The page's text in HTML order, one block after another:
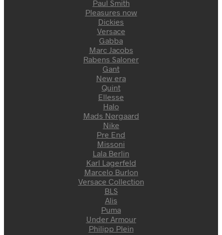
Paul Smith
Pleasures now
Dickies
Versace
Gabba
Marc Jacobs
Rabens Saloner
Gant
New era
Quint
Ellesse
Halo
Mads Nørgaard
Nike
Pre End
Missoni
Lala Berlin
Karl Lagerfeld
Marcelo Burlon
Versace Collection
BLS
Alis
Puma
Under Armour
Philipp Plein